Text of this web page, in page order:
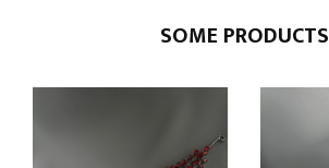
SOME PRODUCTS